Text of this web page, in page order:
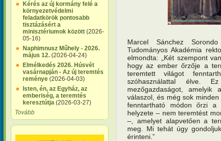
Kérés az új kormány felé a
környezetvédelmi
feladatkörök pontosabb
tisztázásért a
minisztériumok között (2026-
05-16)
Naphimnusz Műhely - 2026.
május 12. (2026-04-24)
Elmélkedés 2026. Húsvét
vasárnapján - Az új teremtés
reménye (2026-04-03)
Isten, én, az Egyház, az
emberiség, a teremtés
keresztútja (2026-03-27)
Tovább
Marcel Sánchez
Tudományos Akadémia
elmondta: „Két szempont
hogy az ember őrzője a
teremtett világot
szóhasználattal élve.
mezőgazdaságot, amelyik
válaszol, és még sok
fenntartható módon őrzi
helyzete – nem teremtést
–, amelyet alapvetően a
meg. Mi tehát úgy
érinteni.”